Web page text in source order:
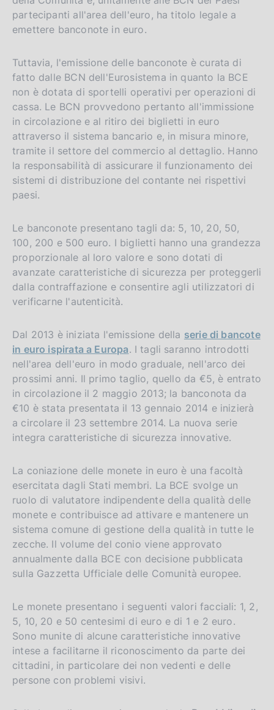
partecipanti all'area dell'euro, ha titolo legale a
emettere banconote in euro.
Tuttavia, l'emissione delle banconote è curata di
fatto dalle BCN dell'Eurosistema in quanto la BCE
non è dotata di sportelli operativi per operazioni di
cassa. Le BCN provvedono pertanto all'immissione
in circolazione e al ritiro dei biglietti in euro
attraverso il sistema bancario e, in misura minore,
tramite il settore del commercio al dettaglio. Hanno
la responsabilità di assicurare il funzionamento dei
sistemi di distribuzione del contante nei rispettivi
paesi.
Le banconote presentano tagli da: 5, 10, 20, 50,
100, 200 e 500 euro. I biglietti hanno una grandezza
proporzionale al loro valore e sono dotati di
avanzate caratteristiche di sicurezza per proteggerli
dalla contraffazione e consentire agli utilizzatori di
verificarne l'autenticità.
Dal 2013 è iniziata l'emissione della serie di bancote
in euro ispirata a Europa. I tagli saranno introdotti
nell'area dell'euro in modo graduale, nell'arco dei
prossimi anni. Il primo taglio, quello da €5, è entrato
in circolazione il 2 maggio 2013; la banconota da
€10 è stata presentata il 13 gennaio 2014 e inizierà
a circolare il 23 settembre 2014. La nuova serie
integra caratteristiche di sicurezza innovative.
La coniazione delle monete in euro è una facoltà
esercitata dagli Stati membri. La BCE svolge un
ruolo di valutatore indipendente della qualità delle
monete e contribuisce ad attivare e mantenere un
sistema comune di gestione della qualità in tutte le
zecche. Il volume del conio viene approvato
annualmente dalla BCE con decisione pubblicata
sulla Gazzetta Ufficiale delle Comunità europee.
Le monete presentano i seguenti valori facciali: 1, 2,
5, 10, 20 e 50 centesimi di euro e di 1 e 2 euro.
Sono munite di alcune caratteristiche innovative
intese a facilitarne il riconoscimento da parte dei
cittadini, in particolare dei non vedenti e delle
persone con problemi visivi.